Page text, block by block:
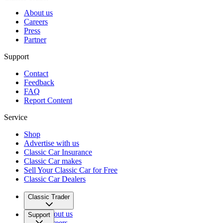
About us
Careers
Press
Partner
Support
Contact
Feedback
FAQ
Report Content
Service
Shop
Advertise with us
Classic Car Insurance
Classic Car makes
Sell Your Classic Car for Free
Classic Car Dealers
Classic Trader
About us
Support